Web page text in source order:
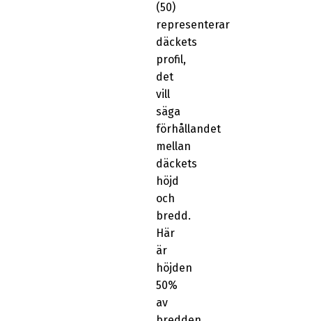
(50)
representerar
däckets
profil,
det
vill
säga
förhållandet
mellan
däckets
höjd
och
bredd.
Här
är
höjden
50%
av